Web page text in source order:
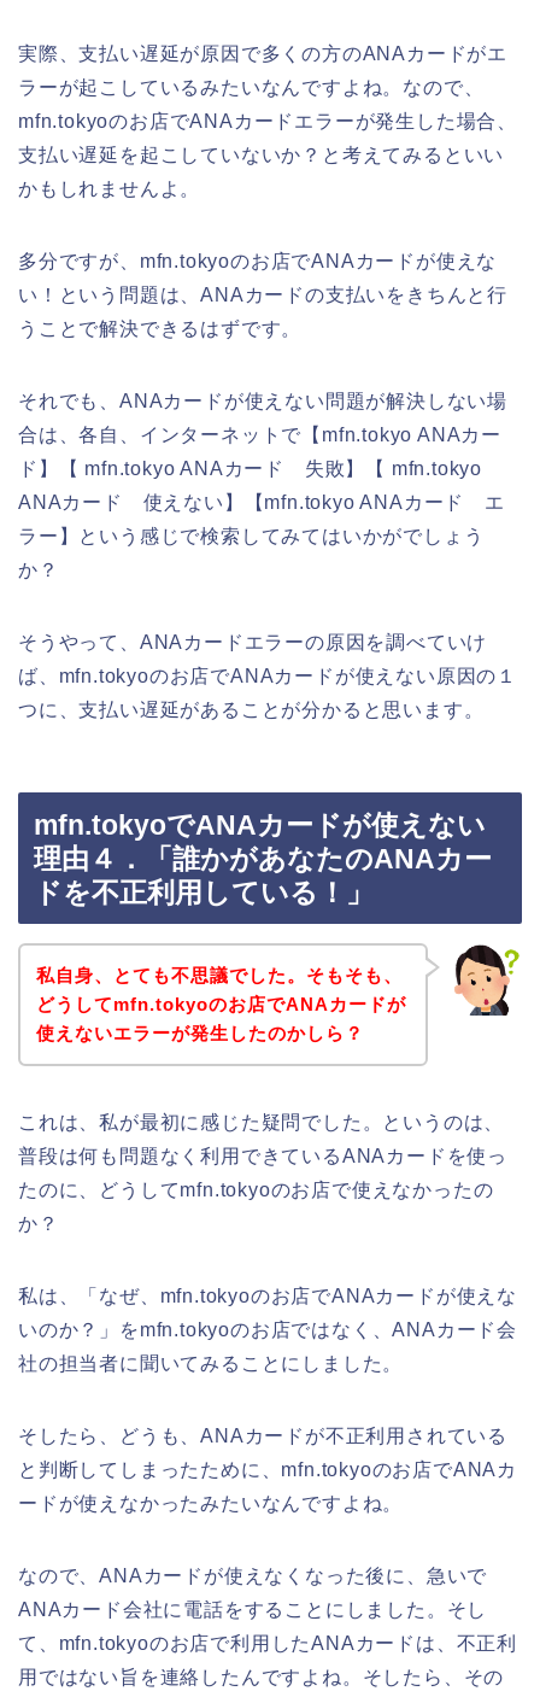
実際、支払い遅延が原因で多くの方のANAカードがエ
ラーが起こしているみたいなんですよね。なので、
mfn.tokyoのお店でANAカードエラーが発生した場合、
支払い遅延を起こしていないか？と考えてみるといい
かもしれませんよ。
多分ですが、mfn.tokyoのお店でANAカードが使えな
い！という問題は、ANAカードの支払いをきちんと行
うことで解決できるはずです。
それでも、ANAカードが使えない問題が解決しない場
合は、各自、インターネットで【mfn.tokyo ANAカー
ド】【 mfn.tokyo ANAカード 失敗】【 mfn.tokyo
ANAカード 使えない】【mfn.tokyo ANAカード エ
ラー】という感じで検索してみてはいかがでしょう
か？
そうやって、ANAカードエラーの原因を調べていけ
ば、mfn.tokyoのお店でANAカードが使えない原因の１
つに、支払い遅延があることが分かると思います。
mfn.tokyoでANAカードが使えない
理由４．「誰かがあなたのANAカー
ドを不正利用している！」
私自身、とても不思議でした。そもそも、
どうしてmfn.tokyoのお店でANAカードが
使えないエラーが発生したのかしら？
これは、私が最初に感じた疑問でした。というのは、
普段は何も問題なく利用できているANAカードを使っ
たのに、どうしてmfn.tokyoのお店で使えなかったの
か？
私は、「なぜ、mfn.tokyoのお店でANAカードが使えな
いのか？」をmfn.tokyoのお店ではなく、ANAカード会
社の担当者に聞いてみることにしました。
そしたら、どうも、ANAカードが不正利用されている
と判断してしまったために、mfn.tokyoのお店でANAカ
ードが使えなかったみたいなんですよね。
なので、ANAカードが使えなくなった後に、急いで
ANAカード会社に電話をすることにしました。そし
て、mfn.tokyoのお店で利用したANAカードは、不正利
用ではない旨を連絡したんですよね。そしたら、その